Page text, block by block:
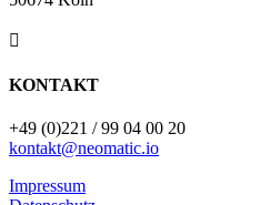

KONTAKT
+49 (0)221 / 99 04 00 20
kontakt@neomatic.io
Impressum